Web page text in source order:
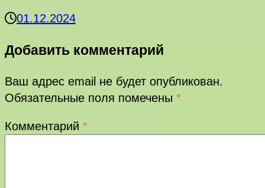
01.12.2024
Добавить комментарий
Ваш адрес email не будет опубликован.
Обязательные поля помечены *
Комментарий *